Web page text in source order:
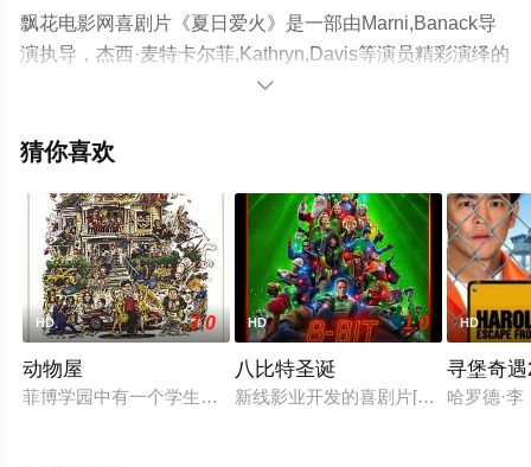
飘花电影网喜剧片《夏日爱火》是一部由Marni,Banack导
演执导，杰西·麦特卡尔菲,Kathryn,Davis等演员精彩演绎的
美国电影，大结局剧情已揭晓（1-1全集），手机免费观看
可移步至豆瓣电影、电视猫或剧情网等平台了解。

猜你喜欢
HD 7.0
动物屋
菲博学园中有一个学生组织，参与的全是白种英语系的有钱人，
HD 1.0
八比特圣诞
新线影业开发的喜剧片[八比特圣诞
HD
寻堡奇
哈罗德·